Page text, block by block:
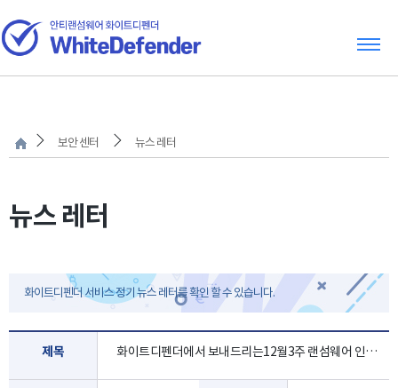
보안 센터 뉴스 레터
뉴스 레터
화이트디펜더 서비스 정기 뉴스 레터를 확인 할 수 있습니다.
제목 화이트디펜더에서 보내드리는12월3주 랜섬웨어 인포 레터 입니다.